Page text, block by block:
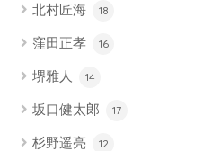
北村匠海 18
窪田正孝 16
堺雅人 14
坂口健太郎 17
杉野遥亮 12